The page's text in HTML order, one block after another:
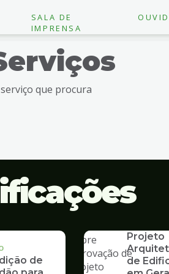
SALA DE
IMPRENSA
que procura
de
Projeto
de